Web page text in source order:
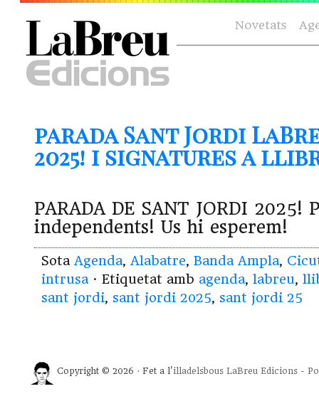
Novetats
parada Sant Jordi
2025! i signatures a
PARADA DE SANT JORDI 2025!
independents! Us hi esperem!
Sota Agenda, Alabatre, Banda Ampla,
intrusa · Etiquetat amb agenda, labreu,
sant jordi, sant jordi 2025, sant jordi 25
Copyright © 2026 · Fet a l'illadelsbous LaBreu Edicions -